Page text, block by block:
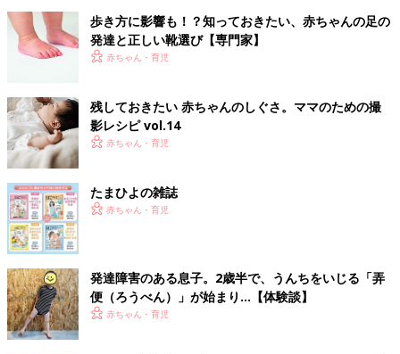
歩き方に影響も！？知っておきたい、赤ちゃんの足の
発達と正しい靴選び【専門家】
赤ちゃん・育児
残しておきたい 赤ちゃんのしぐさ。ママのための撮
影レシピ vol.14
赤ちゃん・育児
たまひよの雑誌
赤ちゃん・育児
発達障害のある息子。2歳半で、うんちをいじる「弄
便（ろうべん）」が始まり…【体験談】
赤ちゃん・育児